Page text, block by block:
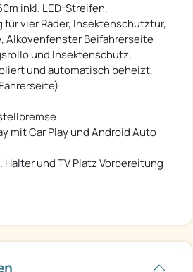
inkl. LED-Streifen,
für vier Räder, Insektenschutztür,
Alkovenfenster Beifahrerseite
und Insektenschutz,
und automatisch beheizt,
mit Car Play und Android Auto
Halter und TV Platz Vorbereitung